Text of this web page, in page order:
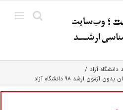
دانشگاه آزاد
ارشد ۹۸ دانشگاه آزاد